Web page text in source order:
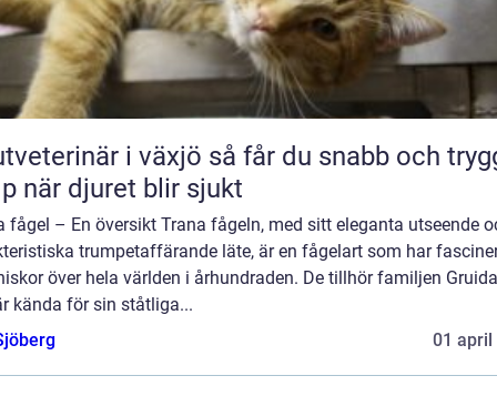
i växjö så får du snabb och trygg
när djuret blir sjukt
fågel – En översikt Trana fågeln, med sitt eleganta utseende
trumpetaffärande läte, är en fågelart som har
över hela världen i århundraden. De tillhör familjen
kända för sin ståtliga...
01 april